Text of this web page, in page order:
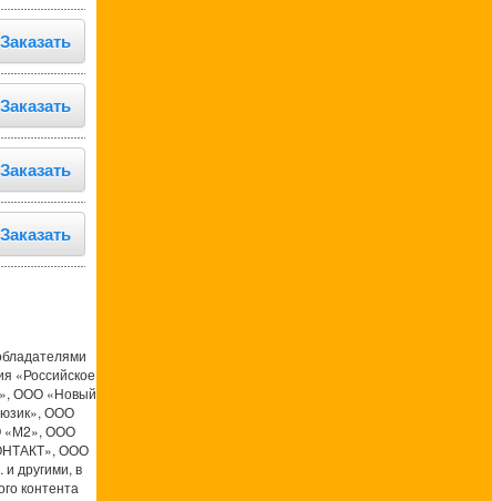
Заказать
Заказать
Заказать
Заказать
«Российское
ООО «Новый
ООО
«М2», ООО
ООО
другими, в
контента